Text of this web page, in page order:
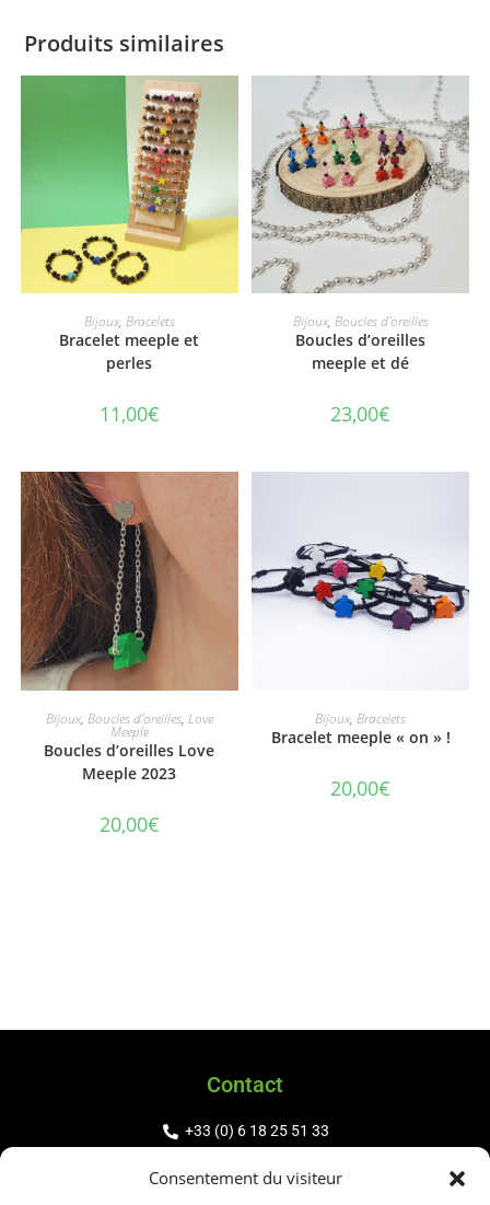
Consentement du visiteur
Produits similaires
CHOIX DES OPTIONS
Bijoux, Bracelets
Bracelet meeple et
perles
11,00€
CHOIX DES OPTIONS
Bijoux, Boucles d'oreilles
Boucles d’oreilles
meeple et dé
23,00€
CHOIX DES OPTIONS
Bijoux, Boucles d'oreilles, Love
Meeple
Boucles d’oreilles Love
Meeple 2023
20,00€
CHOIX DES OPTIONS
Bijoux,Bracelets
Bracelet meeple « on » !
20,00€
Contact
+33 (0) 6 18 25 51 33
@adoptameeple